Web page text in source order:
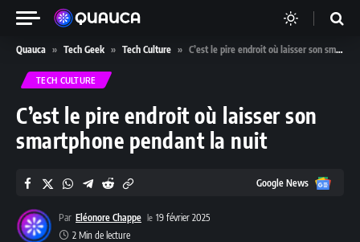
Quauca » Tech Geek » Tech Culture » C’est le pire endroit où laisser son smartphone pendant la nuit
TECH CULTURE
C’est le pire endroit où laisser son
smartphone pendant la nuit
Par Eléonore Chappe
19 février 2025
2 Min de lecture
Google News Google